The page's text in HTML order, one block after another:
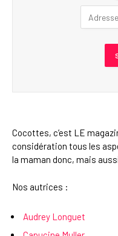
Cocottes, c’est LE
considération tous les
la maman donc, mais
Nos autrices :
Audrey Longuet